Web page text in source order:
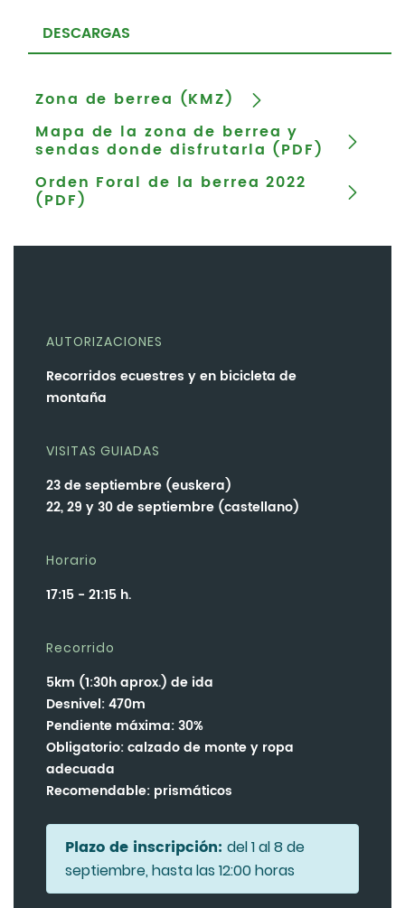
DESCARGAS
Zona de berrea (KMZ)
Mapa de la zona de berrea y
sendas donde disfrutarla (PDF)
Orden Foral de la berrea 2022
(PDF)
AUTORIZACIONES
Recorridos ecuestres y en bicicleta de
montaña
VISITAS GUIADAS
23 de septiembre (euskera)
22, 29 y 30 de septiembre (castellano)
Horario
17:15 - 21:15 h.
Recorrido
5km (1:30h aprox.) de ida
Desnivel: 470m
Pendiente máxima: 30%
Obligatorio: calzado de monte y ropa
adecuada
Recomendable: prismáticos
Plazo de inscripción: del 1 al 8 de
septiembre, hasta las 12:00 horas